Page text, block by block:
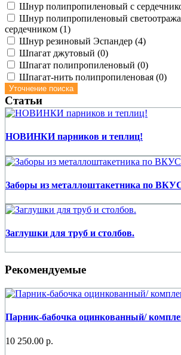
Шнур полипропиленовый с
Шнур полипропиленовый
сердечником (1)
Шнур резиновый Эспандер (4)
Шпагат джутовый (0)
Шпагат полипропиленовый (0)
Шпагат-нить полипропиленовая (0)
Уточнение поиска
Статьи
НОВИНКИ парников и теплиц!
Заборы из металлоштакетника по
Заглушки для труб и столбов.
Рекомендуемые
Парник-бабочка оцинкованный/
10 250.00 р.